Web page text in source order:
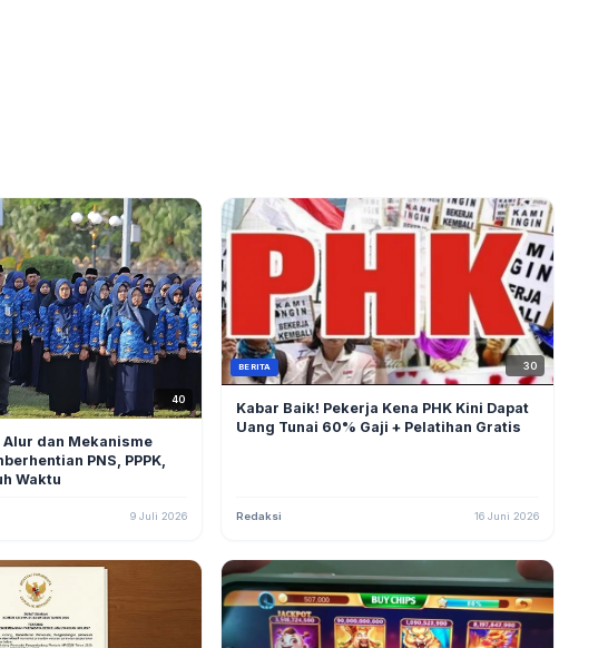
40
Alur dan Mekanisme
PNS, PPPK,
Waktu
9 Juli 2026
BERITA 30
Kabar Baik! Pekerja Kena PHK Kini Dapat
Uang Tunai 60% Gaji + Pelatihan Gratis
Redaksi 16 Juni 2026